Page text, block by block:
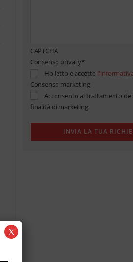
CAPTCHA
Consenso privacy*
Ho letto e accetto
Consenso marketing
Acconsento al trattamento
finalità di marketing
X